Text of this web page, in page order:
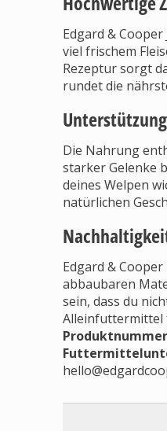
Edgard &
viel frischem
Rezeptur sorgt
rundet die
Die Nahrung
starker Gelenke
deines Welpen
natürlichen
Edgard &
abbaubaren
sein, dass du
Alleinfuttermittel